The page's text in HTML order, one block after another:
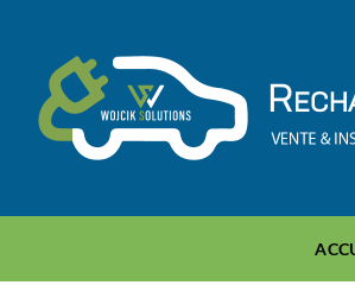
contenu